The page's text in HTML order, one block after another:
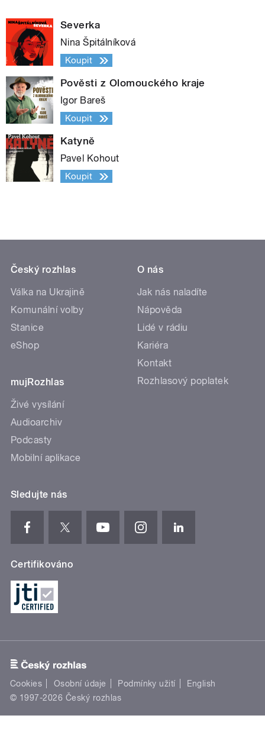
Severka
Nina Špitálníková
Koupit
Pověsti z Olomouckého kraje
Igor Bareš
Koupit
Katyně
Pavel Kohout
Koupit
Český rozhlas
Válka na Ukrajině
Komunální volby
Stanice
eShop
mujRozhlas
Živé vysílání
Audioarchiv
Podcasty
Mobilní aplikace
O nás
Jak nás naladíte
Nápověda
Lidé v rádiu
Kariéra
Kontakt
Rozhlasový poplatek
Sledujte nás
Certifikováno
Cookies Osobní údaje Podmínky užití
English
© 1997-2026 Český rozhlas